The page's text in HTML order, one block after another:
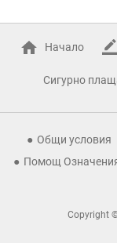
Начало
Сигурно
Общи условия
Помощ
Copyright